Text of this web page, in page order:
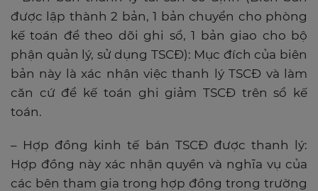
được lập thành 2 bản, 1 bản chuyển cho phòng
kế toán để theo dõi ghi sổ, 1 bản giao cho bộ
phận quản lý, sử dụng TSCĐ): Mục đích của biên
bản này là xác nhận việc thanh lý TSCĐ và làm
căn cứ để kế toán ghi giảm TSCĐ trên sổ kế
toán.
– Hợp đồng kinh tế bán TSCĐ được thanh lý:
Hợp đồng này xác nhận quyền và nghĩa vụ của
các bên tham gia trong hợp đồng trong trường